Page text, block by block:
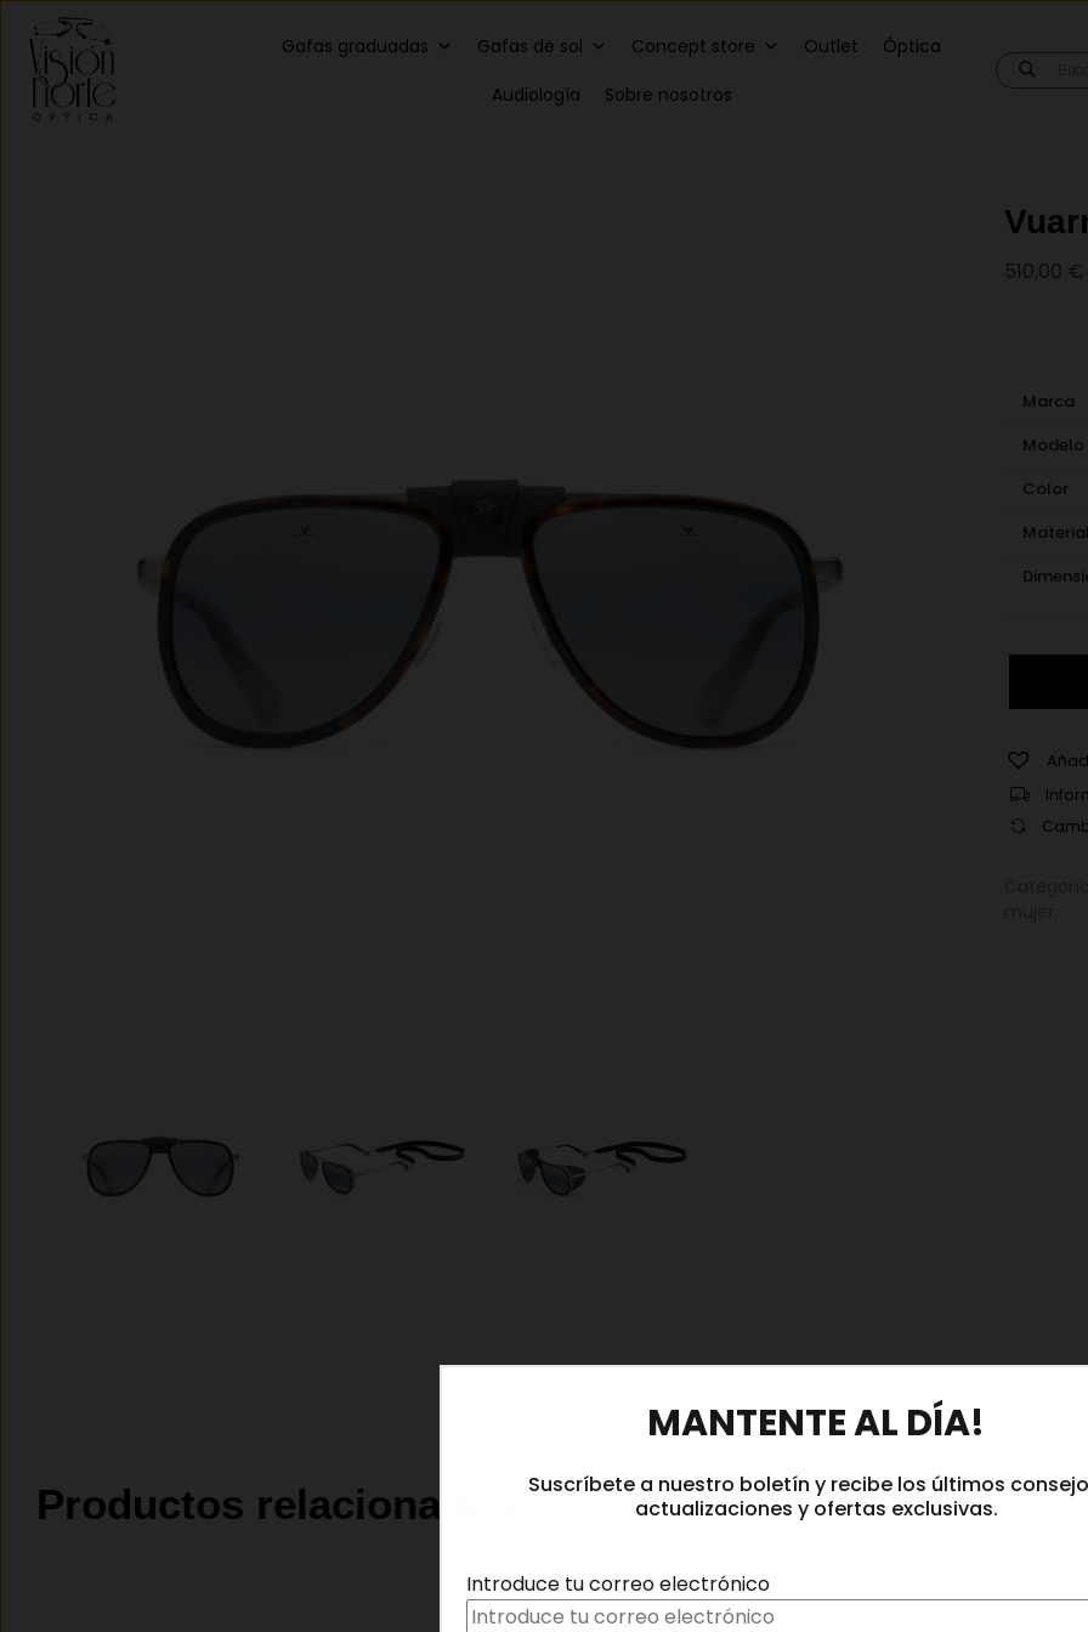
Gafas graduadas Gafas de sol Concept store Outlet
Óptica
Audiología
Sobre nosotros
Búsqueda
510,00 €
Marca
Modelo
Color
cantidad
Productos relacionados
MANTENTE AL DÍA!
Suscríbete a nuestro boletín y recibe los últimos
actualizaciones y ofertas exclusivas.
Introduce tu correo electrónico